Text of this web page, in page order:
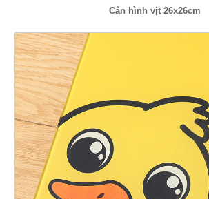
Cân hình vịt 26x26cm